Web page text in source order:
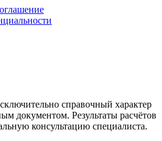
справочный характер
документом. Результаты расчётов
консультацию специалиста.